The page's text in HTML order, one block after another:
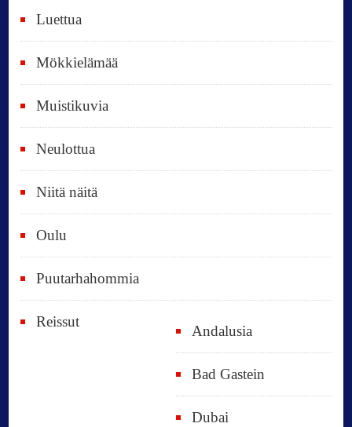
ä
t
Luettua
Mökkielämää
Muistikuvia
Neulottua
Niitä näitä
Oulu
Puutarhahommia
Reissut
Andalusia
Bad Gastein
Dubai